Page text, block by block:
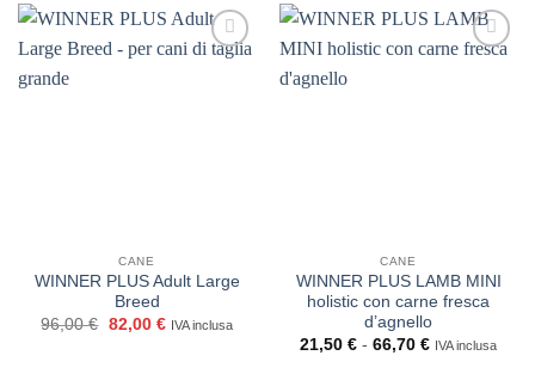
21,50 €
a
66,70 €
CANE
WINNER PLUS Adult Large
Breed
96,00€ Il
82,00 €IlIVA inclusa
CANE
WINNER PLUS LAMB MINI
holistic con carne fresca
d’agnello
21,50 € - 66,70 €Fascia
IVA inclusa